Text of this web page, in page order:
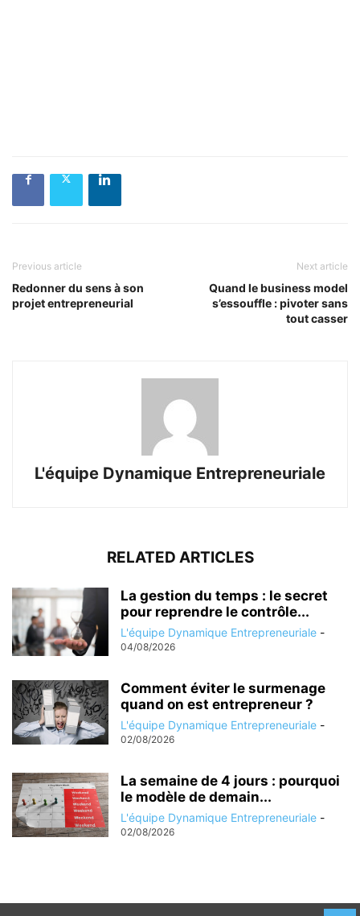
Previous article
Redonner du sens à son
projet entrepreneurial
Next article
Quand le business model
s’essouffle : pivoter sans
tout casser
L'équipe Dynamique Entrepreneuriale
RELATED ARTICLES
La gestion du temps : le secret
pour reprendre le contrôle...
L'équipe Dynamique Entrepreneuriale -
04/08/2026
Comment éviter le surmenage
quand on est entrepreneur ?
L'équipe Dynamique Entrepreneuriale -
02/08/2026
La semaine de 4 jours : pourquoi
le modèle de demain...
L'équipe Dynamique Entrepreneuriale -
02/08/2026